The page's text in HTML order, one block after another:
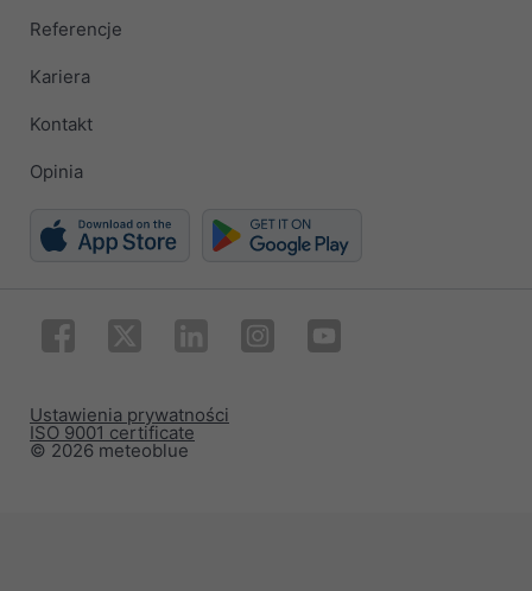
Referencje
Kariera
Kontakt
Opinia
© 2026 meteoblue
ISO 9001 certificate
Ustawienia prywatności